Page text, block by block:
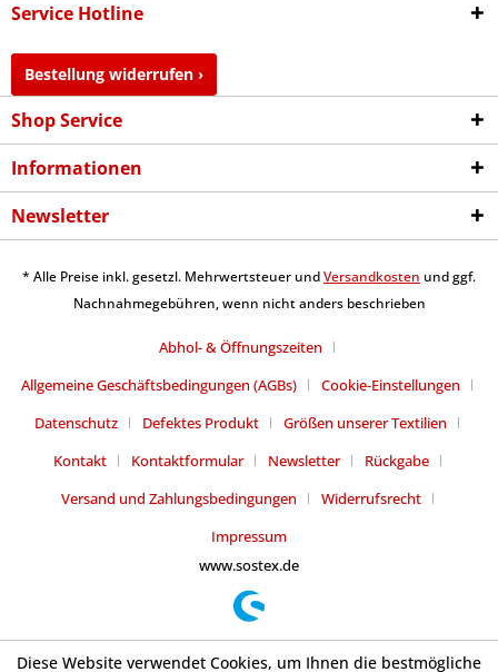
Service Hotline
Bestellung widerrufen ›
Shop Service
Informationen
Newsletter
* Alle Preise inkl. gesetzl. Mehrwertsteuer undVersandkosten und ggf.
Nachnahmegebühren, wenn nicht anders beschrieben
Abhol- & Öffnungszeiten
Allgemeine Geschäftsbedingungen (AGBs)
Cookie-Einstellungen
Datenschutz
Defektes Produkt
Größen unserer Textilien
Kontakt
Kontaktformular Newsletter
Rückgabe
Versand und Zahlungsbedingungen
Widerrufsrecht
Impressum
www.sostex.de
Diese Website verwendet Cookies, um Ihnen die bestmögliche